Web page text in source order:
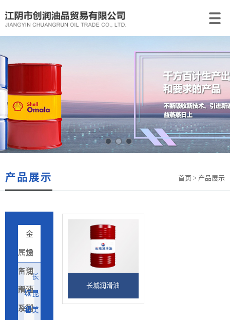
产品展示 首页 > 产品展示
金
属加
工切
削液
及微
设
备润
滑油
系列
长
城
润
昆
仑美
长城润滑油